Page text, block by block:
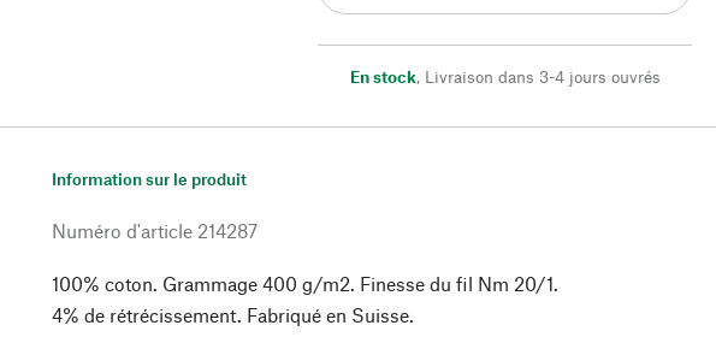
En stock, Livraison dans 3-4 jours ouvrés
Information sur le produit
Numéro d'article 214287
100% coton. Grammage 400 g/m2. Finesse du fil Nm 20/1.
4% de rétrécissement. Fabriqué en Suisse.